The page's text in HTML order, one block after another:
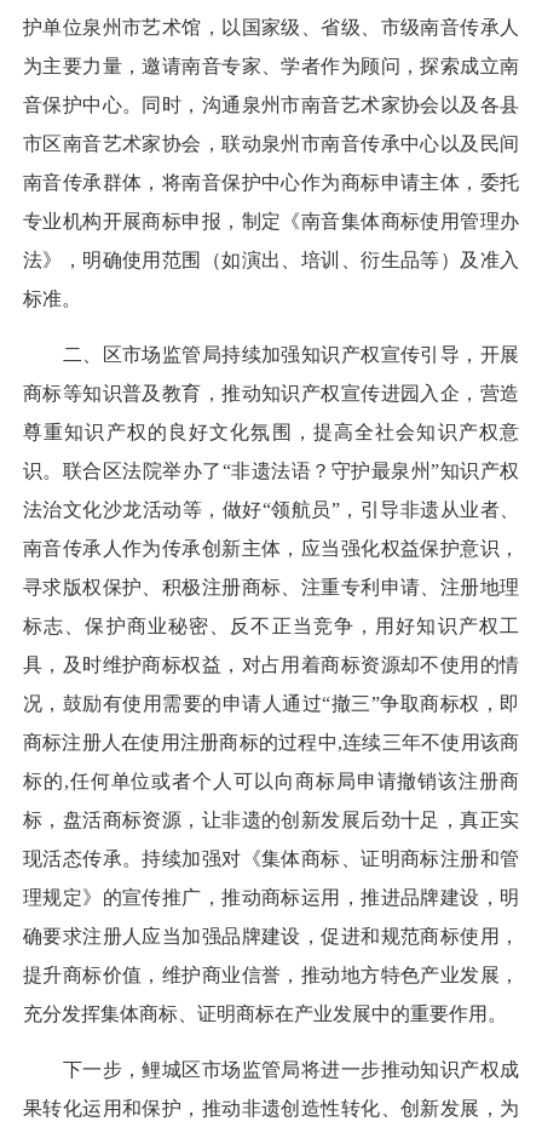
护单位泉州市艺术馆，以国家级、省级、市级南音传承人
为主要力量，邀请南音专家、学者作为顾问，探索成立南
音保护中心。同时，沟通泉州市南音艺术家协会以及各县
市区南音艺术家协会，联动泉州市南音传承中心以及民间
南音传承群体，将南音保护中心作为商标申请主体，委托
专业机构开展商标申报，制定《南音集体商标使用管理办
法》，明确使用范围（如演出、培训、衍生品等）及准入
标准。
二、区市场监管局持续加强知识产权宣传引导，开展
商标等知识普及教育，推动知识产权宣传进园入企，营造
尊重知识产权的良好文化氛围，提高全社会知识产权意
识。联合区法院举办了“非遗法语？守护最泉州”知识产权
法治文化沙龙活动等，做好“领航员”，引导非遗从业者、
南音传承人作为传承创新主体，应当强化权益保护意识，
寻求版权保护、积极注册商标、注重专利申请、注册地理
标志、保护商业秘密、反不正当竞争，用好知识产权工
具，及时维护商标权益，对占用着商标资源却不使用的情
况，鼓励有使用需要的申请人通过“撤三”争取商标权，即
商标注册人在使用注册商标的过程中,连续三年不使用该商
标的,任何单位或者个人可以向商标局申请撤销该注册商
标，盘活商标资源，让非遗的创新发展后劲十足，真正实
现活态传承。持续加强对《集体商标、证明商标注册和管
理规定》的宣传推广，推动商标运用，推进品牌建设，明
确要求注册人应当加强品牌建设，促进和规范商标使用，
提升商标价值，维护商业信誉，推动地方特色产业发展，
充分发挥集体商标、证明商标在产业发展中的重要作用。
下一步，鲤城区市场监管局将进一步推动知识产权成
果转化运用和保护，推动非遗创造性转化、创新发展，为